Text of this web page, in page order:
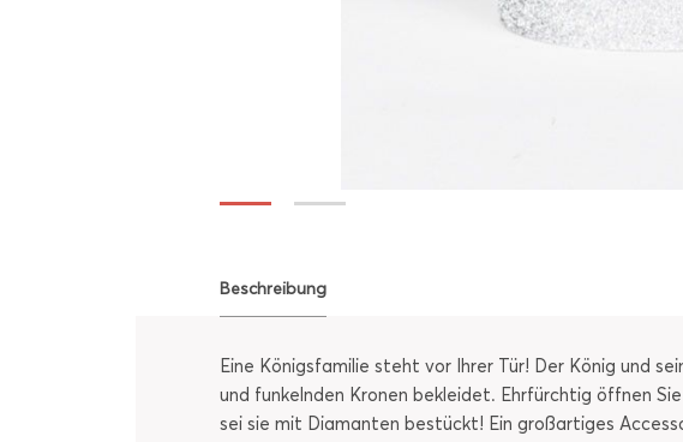
Beschreibung
Eine Königsfamilie steht vor Ihrer Tür! Der König und
und funkelnden Kronen bekleidet. Ehrfürchtig öffnen
sei sie mit Diamanten bestückt! Ein großartiges